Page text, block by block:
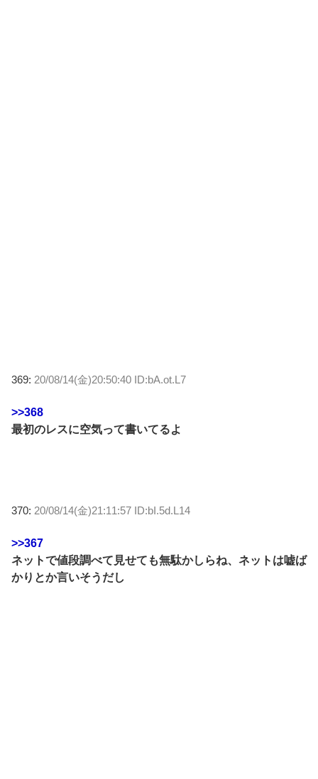
369: 20/08/14(金)20:50:40 ID:bA.ot.L7
>>368
最初のレスに空気って書いてるよ
370: 20/08/14(金)21:11:57 ID:bI.5d.L14
>>367
ネットで値段調べて見せても無駄かしらね、ネットは嘘ば
かりとか言いそうだし